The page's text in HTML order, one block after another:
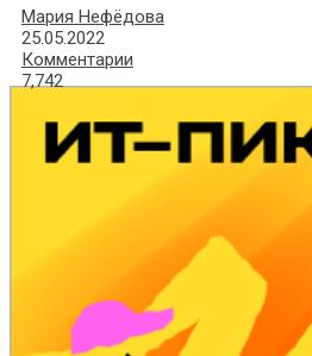
Мария Нефёдова
25.05.2022
Комментарии
7,742